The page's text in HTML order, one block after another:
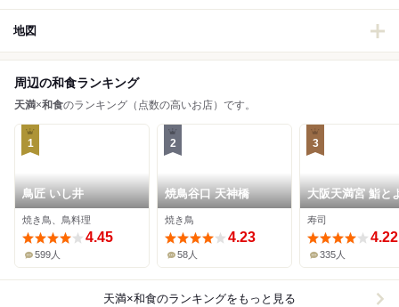
地図
周辺の和食ランキング
天満×和食のランキング（点数の高いお店）です。
1
鳥匠 いし井
焼き鳥、鳥料理
4.45
599人
2
焼鳥谷口 天神橋
焼き鳥
4.23
58人
3
大阪天満宮 鮨と
が
寿司
4.22
335人
天満×和食のランキングをもっと見る